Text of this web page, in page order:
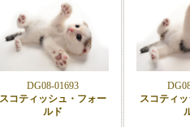
DG08-01693
スコティッシュ・フォー
ルド
スコティ